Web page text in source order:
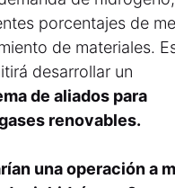
porcentajes de
de materiales.
desarrollar un
de aliados para
renovables.
una operación a